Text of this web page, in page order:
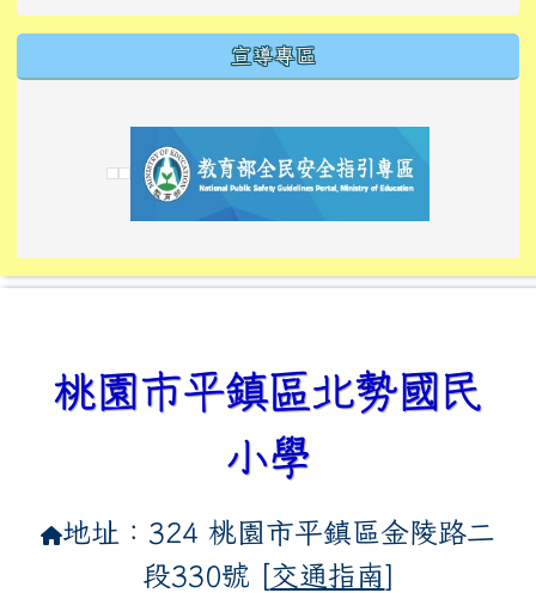
宣導專區
link to https://
link to https://10000.gov.tw/
link to https://
link to https://10000.gov.tw/
link to https://
link to https://
link to https://i.win.org.tw/
link to https://
link to https://
link to https://
link to https://
桃園市平鎮區北勢國民
小學
地址：324 桃園市平鎮區金陵路二
段330號 [交通指南]